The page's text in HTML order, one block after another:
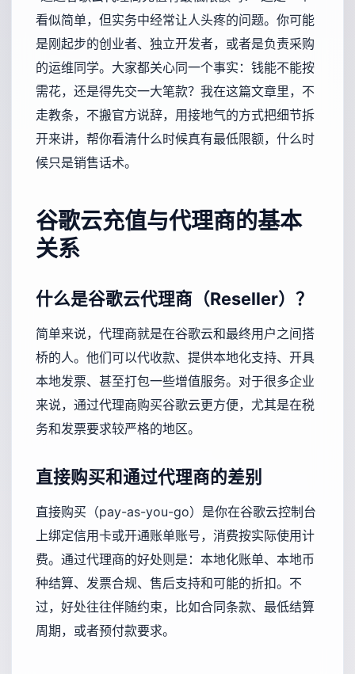
看似简单，但实务中经常让人头疼的问题。你可能
是刚起步的创业者、独立开发者，或者是负责采购
的运维同学。大家都关心同一个事实：钱能不能按
需花，还是得先交一大笔款？我在这篇文章里，不
走教条，不搬官方说辞，用接地气的方式把细节拆
开来讲，帮你看清什么时候真有最低限额，什么时
候只是销售话术。
谷歌云充值与代理商的基本
关系
什么是谷歌云代理商（Reseller）？
简单来说，代理商就是在谷歌云和最终用户之间搭
桥的人。他们可以代收款、提供本地化支持、开具
本地发票、甚至打包一些增值服务。对于很多企业
来说，通过代理商购买谷歌云更方便，尤其是在税
务和发票要求较严格的地区。
直接购买和通过代理商的差别
直接购买（pay-as-you-go）是你在谷歌云控制台
上绑定信用卡或开通账单账号，消费按实际使用计
费。通过代理商的好处则是：本地化账单、本地币
种结算、发票合规、售后支持和可能的折扣。不
过，好处往往伴随约束，比如合同条款、最低结算
周期，或者预付款要求。